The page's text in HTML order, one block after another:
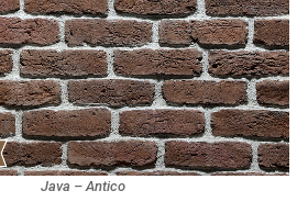
Java – Antico